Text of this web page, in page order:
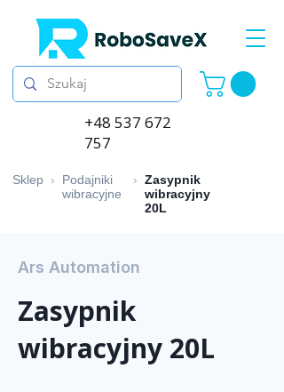
+48 537 672
757
Sklep ›
Podajniki
wibracyjne
› Zasypnik
wibracyjny
20L
Ars Automation
Zasypnik
wibracyjny 20L